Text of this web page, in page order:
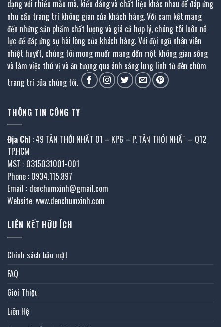
dạng với nhiều mẫu mã, kiểu dáng và chất liệu khác nhau để đáp ứng
nhu cầu trang trí không gian của khách hàng. Với cam kết mang
đến những sản phẩm chất lượng và giá cả hợp lý, chúng tôi luôn nỗ
lực để đáp ứng sự hài lòng của khách hàng. Với đội ngũ nhân viên
nhiệt huyết, chúng tôi mong muốn mang đến một không gian sống
và làm việc thú vị và ấn tượng qua ánh sáng lung linh từ đèn chùm
trang trí của chúng tôi.
THÔNG TIN CÔNG TY
Địa Chỉ : 49 TÂN THỚI NHẤT 01 – KP6 – P. TÂN THỚI NHẤT – Q12
TP.HCM
MST : 0315031001-001
Phone : 0934.115.897
Email : denchumxinh@gmail.com
Website: www.denchumxinh.com
LIÊN KẾT HỮU ÍCH
Chính sách bảo mật
FAQ
Giới Thiệu
Liên Hệ